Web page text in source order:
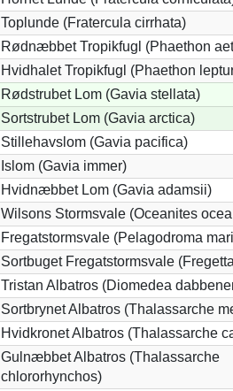
Toplunde (Fratercula cirrhata)
Rødnæbbet Tropikfugl (Phaethon
Hvidhalet Tropikfugl (Phaethon
Rødstrubet Lom (Gavia stellata)
Sortstrubet Lom (Gavia arctica)
Stillehavslom (Gavia pacifica)
Islom (Gavia immer)
Hvidnæbbet Lom (Gavia adamsii)
Wilsons Stormsvale (Oceanites
Fregatstormsvale (Pelagodroma
Sortbuget Fregatstormsvale
Tristan Albatros (Diomedea
Sortbrynet Albatros (Thalassarche
Hvidkronet Albatros (Thalassarche
Gulnæbbet Albatros (Thalassarche
chlororhynchos)